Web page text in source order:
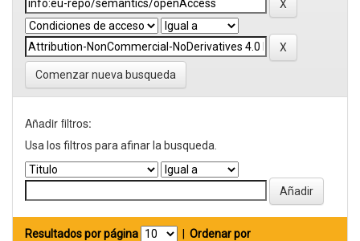
Comenzar nueva busqueda
Añadir filtros:
Usa los filtros para afinar la busqueda.
Resultados por página
Ordenar por